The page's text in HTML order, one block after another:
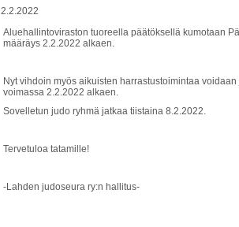
2.2.2022
Aluehallintoviraston tuoreella päätöksellä kumotaan
määräys 2.2.2022 alkaen.
Nyt vihdoin myös aikuisten harrastustoimintaa
voimassa 2.2.2022 alkaen.
Sovelletun judo ryhmä jatkaa tiistaina 8.2.2022.
Tervetuloa tatamille!
-Lahden judoseura ry:n hallitus-